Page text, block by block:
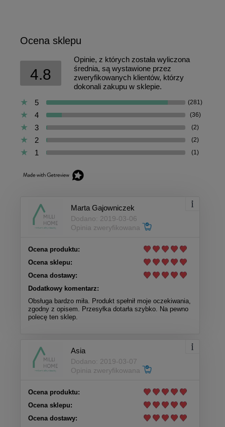
Ocena sklepu
4.8
Opinie, z których została wyliczona
średnia, są wystawione przez
zweryfikowanych klientów, którzy
dokonali zakupu w sklepie.
5
(281)
4 (36)
3 (2)
2 (2)
1 (1)
Marta Gajowniczek
Dodano: 2019-03-06
Opinia zweryfikowana
Ocena produktu:
Ocena sklepu:
Ocena dostawy:
Dodatkowy komentarz:
Obsługa bardzo miła. Produkt spełnił moje oczekiwania,
zgodny z opisem. Przesyłka dotarła szybko. Na pewno
polecę ten sklep.
Asia
Dodano: 2019-03-07
Opinia zweryfikowana
Ocena produktu:
Ocena sklepu:
Ocena dostawy: